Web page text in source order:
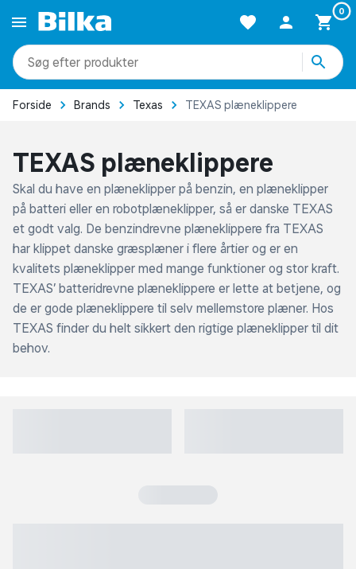
0
produkter
kategorier
Forside Brands Texas TEXAS plæneklippere
TEXAS plæneklippere
Skal du have en plæneklipper på benzin, en plæneklipper
på batteri eller en robotplæneklipper, så er danske TEXAS
et godt valg. De benzindrevne plæneklippere fra TEXAS
har klippet danske græsplæner i flere årtier og er en
kvalitets plæneklipper med mange funktioner og stor kraft.
TEXAS’ batteridrevne plæneklippere er lette at betjene, og
de er gode plæneklippere til selv mellemstore plæner. Hos
TEXAS finder du helt sikkert den rigtige plæneklipper til dit
behov.